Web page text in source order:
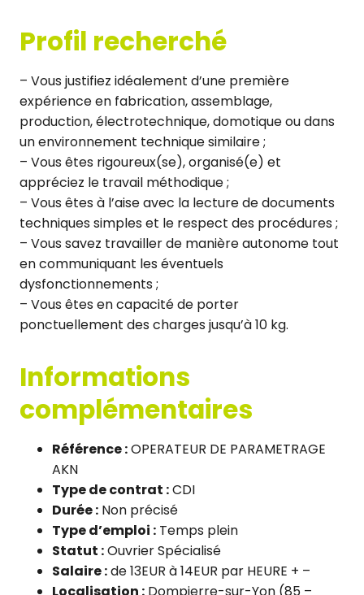
Profil recherché
– Vous justifiez idéalement d’une première
expérience en fabrication, assemblage,
production, électrotechnique, domotique ou dans
un environnement technique similaire ;
– Vous êtes rigoureux(se), organisé(e) et
appréciez le travail méthodique ;
– Vous êtes à l’aise avec la lecture de documents
techniques simples et le respect des procédures ;
– Vous savez travailler de manière autonome tout
en communiquant les éventuels
dysfonctionnements ;
– Vous êtes en capacité de porter
ponctuellement des charges jusqu’à 10 kg.
Informations
complémentaires
Référence :OPERATEUR DE PARAMETRAGE
AKN
Type de contrat :CDI
Durée : Non précisé
Type d’emploi : Temps plein
Statut :Ouvrier Spécialisé
Salaire :de 13EUR à 14EUR par HEURE + –